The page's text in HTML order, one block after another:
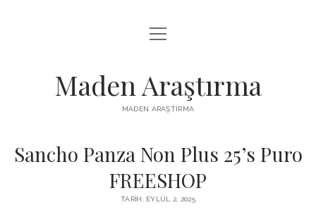
LISTE
SAYFA LISTESI
menüyü
aç
Maden Araştırma
MADEN ARAŞTIRMA
Sancho Panza Non Plus 25’s Puro
FREESHOP
TARIH: EYLÜL 2, 2025